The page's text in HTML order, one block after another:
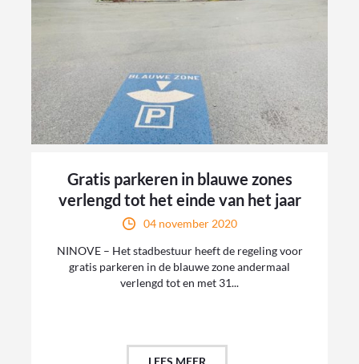
Gratis parkeren in blauwe zones
verlengd tot het einde van het jaar
04 november 2020
NINOVE – Het stadbestuur heeft de regeling voor
gratis parkeren in de blauwe zone andermaal
verlengd tot en met 31...
LEES MEER